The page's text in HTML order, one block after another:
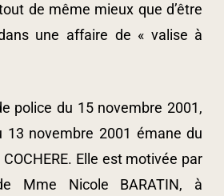
de même mieux que d’être
une affaire de « valise à
police du 15 novembre 2001,
13 novembre 2001 émane du
Elle est motivée par
Mme Nicole BARATIN, à